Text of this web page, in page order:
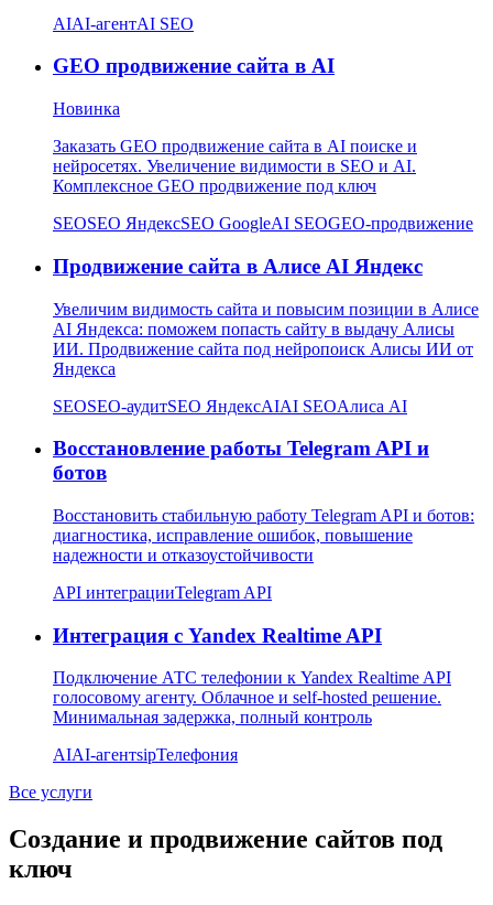
AIAI-агентAI SEO
GEO продвижение сайта в AI
Новинка
Заказать GEO продвижение сайта в AI поиске и
нейросетях. Увеличение видимости в SEO и AI.
Комплексное GEO продвижение под ключ
SEOSEO ЯндексSEO GoogleAI SEOGEO-продвижение
Продвижение сайта в Алисе AI Яндекс
Увеличим видимость сайта и повысим позиции в Алисе
AI Яндекса: поможем попасть сайту в выдачу Алисы
ИИ. Продвижение сайта под нейропоиск Алисы ИИ от
Яндекса
SEOSEO-аудитSEO ЯндексAIAI SEOАлиса AI
Восстановление работы Telegram API и
ботов
Восстановить стабильную работу Telegram API и ботов:
диагностика, исправление ошибок, повышение
надежности и отказоустойчивости
API интеграцииTelegram API
Интеграция с Yandex Realtime API
Подключение АТС телефонии к Yandex Realtime API
голосовому агенту. Облачное и self-hosted решение.
Минимальная задержка, полный контроль
AIAI-агентsipТелефония
Все услуги
Создание и продвижение сайтов под
ключ